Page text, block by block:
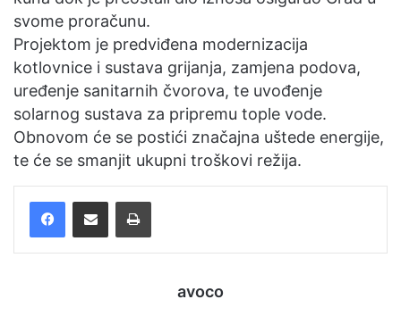
svome proračunu.
Projektom je predviđena modernizacija
kotlovnice i sustava grijanja, zamjena podova,
uređenje sanitarnih čvorova, te uvođenje
solarnog sustava za pripremu tople vode.
Obnovom će se postići značajna uštede energije,
te će se smanjit ukupni troškovi režija.
avoco